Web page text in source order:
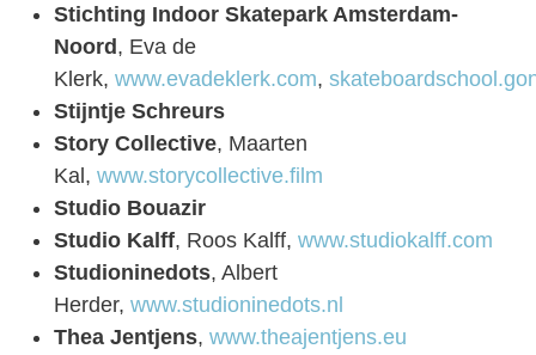
Stichting Indoor Skatepark Amsterdam-
Noord, Eva de
Klerk, www.evadeklerk.com,
Stijntje Schreurs
Story Collective, Maarten
Kal, www.storycollective.film
Studio Bouazir
Studio Kalff, Roos Kalff, www.studiokalff.com
Studioninedots, Albert
Herder, www.studioninedots.nl
Thea Jentjens, www.theajentjens.eu